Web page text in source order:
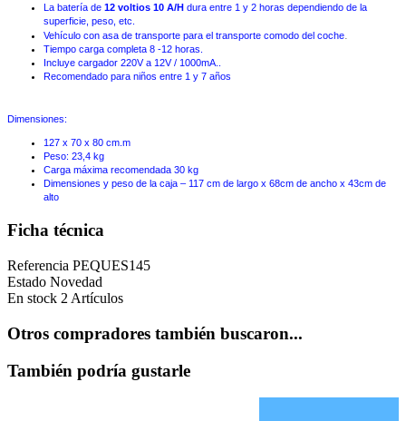
La batería de 12 voltios 10 A/H dura entre 1 y 2 horas dependiendo de la
superficie, peso, etc.
Vehículo con asa de transporte para el transporte comodo del coche
Tiempo carga completa 8 -12 horas.
Incluye cargador 220V a 12V / 1000mA..
Recomendado para niños entre 1 y 7 años
Dimensiones:
127 x 70 x 80 cm.m
Peso: 23,4 kg
Carga máxima recomendada 30 kg
Dimensiones y peso de la caja – 117 cm de largo x 68cm de ancho x 43cm de
alto
Ficha técnica
Referencia PEQUES145
Estado Novedad
En stock 2 Artículos
Otros compradores también buscaron...
También podría gustarle